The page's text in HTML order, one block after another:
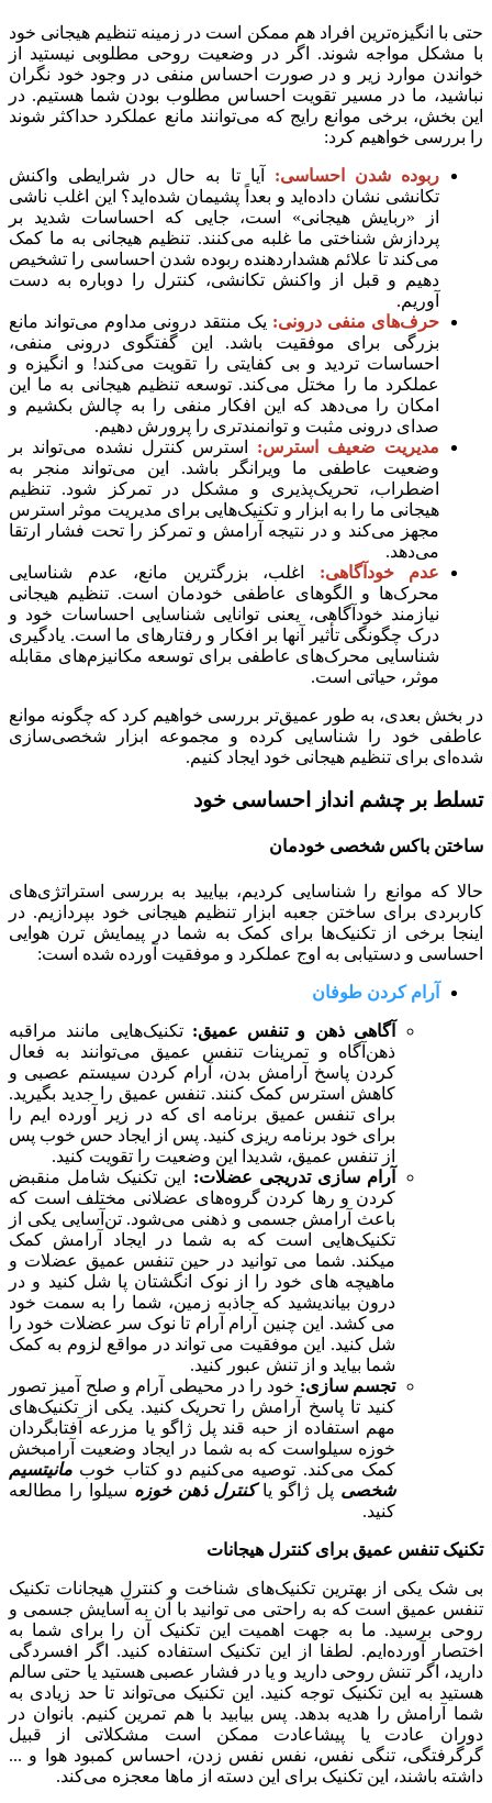
حتی با انگیزه‌ترین افراد هم ممکن است در زمینه تنظیم هیجانی خود
با مشکل مواجه شوند. اگر در وضعیت روحی مطلوبی نیستید از
خواندن موارد زیر و در صورت احساس منفی در وجود خود نگران
نباشید، ما در مسیر تقویت احساس مطلوب بودن شما هستیم. در
این بخش، برخی موانع رایج که می‌توانند مانع عملکرد حداکثر شوند
را بررسی خواهیم کرد:
ربوده شدن احساسی:
آیا تا به حال در شرایطی واکنش
تکانشی نشان داده‌اید و بعداً پشیمان شده‌اید؟ این اغلب ناشی
از «ربایش هیجانی» است، جایی که احساسات شدید بر
پردازش شناختی ما غلبه می‌کنند. تنظیم هیجانی به ما کمک
می‌کند تا علائم هشداردهنده ربوده شدن احساسی را تشخیص
دهیم و قبل از واکنش تکانشی، کنترل را دوباره به دست
آوریم.
حرف‌های منفی درونی: یک منتقد درونی مداوم می‌تواند مانع
بزرگی برای موفقیت باشد. این گفتگوی درونی منفی،
احساسات تردید و بی کفایتی را تقویت می‌کند! و انگیزه و
عملکرد ما را مختل می‌کند. توسعه تنظیم هیجانی به ما این
امکان را می‌دهد که این افکار منفی را به چالش بکشیم و
صدای درونی مثبت و توانمندتری را پرورش دهیم.
مدیریت ضعیف استرس:
استرس کنترل نشده می‌تواند بر
وضعیت عاطفی ما ویرانگر باشد. این می‌تواند منجر به
اضطراب، تحریک‌پذیری و مشکل در تمرکز شود. تنظیم
هیجانی ما را به ابزار و تکنیک‌هایی برای مدیریت موثر استرس
مجهز می‌کند و در نتیجه آرامش و تمرکز را تحت فشار ارتقا
می‌دهد.
عدم خودآگاهی:
اغلب، بزرگترین مانع، عدم شناسایی
محرک‌ها و الگوهای عاطفی خودمان است. تنظیم هیجانی
نیازمند خودآگاهی، یعنی توانایی شناسایی احساسات خود و
درک چگونگی تأثیر آنها بر افکار و رفتارهای ما است. یادگیری
شناسایی محرک‌های عاطفی برای توسعه مکانیزم‌های مقابله
موثر، حیاتی است.
در بخش بعدی، به طور عمیق‌تر بررسی خواهیم کرد که چگونه موانع
عاطفی خود را شناسایی کرده و مجموعه ابزار شخصی‌سازی
شده‌ای برای تنظیم هیجانی خود ایجاد کنیم.
تسلط بر چشم انداز احساسی خود
ساختن باکس شخصی خودمان
حالا که موانع را شناسایی کردیم، بیایید به بررسی استراتژی‌های
کاربردی برای ساختن جعبه ابزار تنظیم هیجانی خود بپردازیم. در
اینجا برخی از تکنیک‌ها برای کمک به شما در پیمایش ترن هوایی
احساسی و دستیابی به اوج عملکرد و موفقیت آورده شده است:
آرام کردن طوفان
آگاهی ذهن و تنفس عمیق: تکنیک‌هایی مانند مراقبه
ذهن‌آگاه و تمرینات تنفس عمیق می‌توانند به فعال
کردن پاسخ آرامش بدن، آرام کردن سیستم عصبی و
کاهش استرس کمک کنند. تنفس عمیق را جدید بگیرید.
برای تنفس عمیق برنامه ای که در زیر آورده ایم را
برای خود برنامه ریزی کنید. پس از ایجاد حس خوب پس
از تنفس عمیق، شدیدا این وضعیت را تقویت کنید.
آرام سازی تدریجی عضلات: این تکنیک شامل منقبض
کردن و رها کردن گروه‌های عضلانی مختلف است که
باعث آرامش جسمی و ذهنی می‌شود. تن‌آسایی یکی از
تکنیک‌هایی است که به شما در ایجاد آرامش کمک
میکند. شما می توانید در حین تنفس عمیق عضلات و
ماهیچه های خود را از نوک انگشتان پا شل کنید و در
درون بیاندیشید که جاذبه زمین، شما را به سمت خود
می کشد. این چنین آرام آرام تا نوک سر عضلات خود را
شل کنید. این موفقیت می تواند در مواقع لزوم به کمک
شما بیاید و از تنش عبور کنید.
تجسم سازی: خود را در محیطی آرام و صلح آمیز تصور
کنید تا پاسخ آرامش را تحریک کنید. یکی از تکنیک‌های
مهم استفاده از حبه قند پل ژاگو یا مزرعه آفتابگردان
خوزه سیلواست که به شما در ایجاد وضعیت آرامبخش
کمک می‌کند. توصیه می‌کنیم دو کتاب خوب مانیتسیم
شخصی پل ژاگو یاکنترل ذهن خوزه سیلوا را مطالعه
کنید.
تکنیک تنفس عمیق برای کنترل هیجانات
بی شک یکی از بهترین تکنیک‌های شناخت و کنترل هیجانات تکنیک
تنفس عمیق است که به راحتی می توانید با آن به آسایش جسمی و
روحی برسید. ما به جهت اهمیت این تکنیک آن را برای شما به
اختصار آورده‌ایم. لطفا از این تکنیک استفاده کنید. اگر افسردگی
دارید، اگر تنش روحی دارید و یا در فشار عصبی هستید یا حتی سالم
هستید به این تکنیک توجه کنید. این تکنیک می‌تواند تا حد زیادی به
شما آرامش را هدیه بدهد. پس بیابید با هم تمرین کنیم. بانوان در
دوران عادت یا پیشاعادت ممکن است مشکلاتی از قبیل
گرگرفتگی، تنگی نفس، نفس نفس زدن، احساس کمبود هوا و ...
داشته باشند، این تکنیک برای این دسته از ماها معجزه می‌کند.